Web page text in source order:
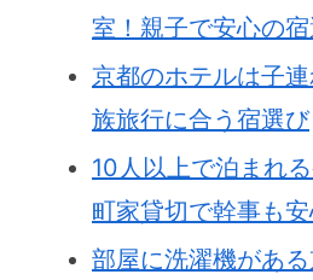
室！親子で安心の
京都のホテルは子
族旅行に合う宿選び
10人以上で泊まれ
町家貸切で幹事も
部屋に洗濯機があ